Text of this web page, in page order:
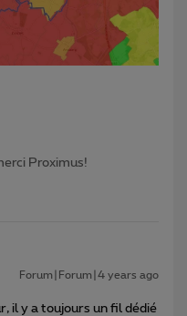
Proximus!
Forum|Forum|4 years ago
il y a toujours un fil dédié